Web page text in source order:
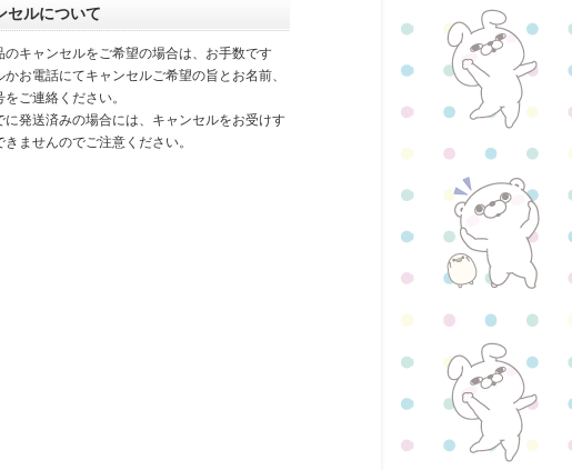
セルについて
のキャンセルをご希望の場合は、お手数です
かお電話にてキャンセルご希望の旨とお名前、
ご連絡ください。
に発送済みの場合には、キャンセルをお受けす
きませんのでご注意ください。